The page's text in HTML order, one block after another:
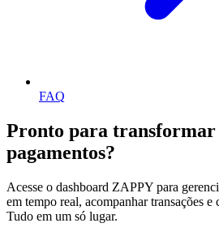
FAQ
Pronto para transformar
pagamentos?
Acesse o dashboard ZAPPY para
em tempo real, acompanhar transações
Tudo em um só lugar.